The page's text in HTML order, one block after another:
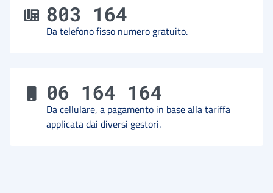
803 164
Da telefono fisso numero gratuito.
06 164 164
Da cellulare, a pagamento in base alla tariffa
applicata dai diversi gestori.